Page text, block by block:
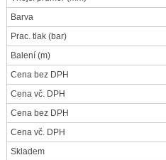
Barva
Prac. tlak (bar)
Balení (m)
Cena bez DPH
Cena vč. DPH
Cena bez DPH
Cena vč. DPH
Skladem